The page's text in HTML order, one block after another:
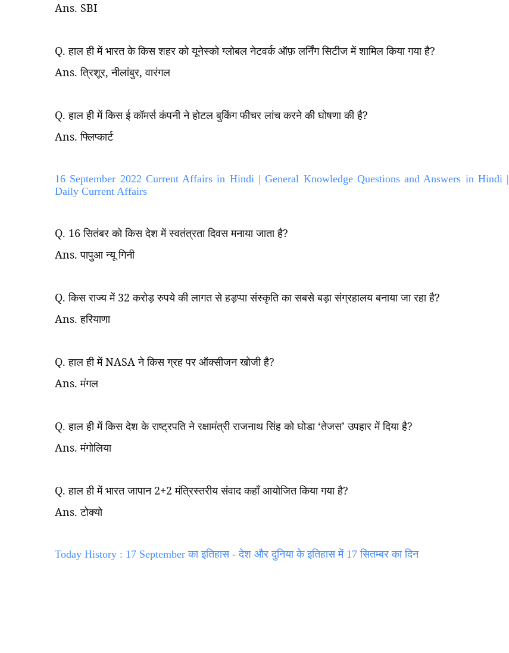
Ans. SBI
Q.हाल ही में भारत के किस शहर को यूनेस्को ग्लोबल नेटवर्क ऑफ़ लर्निंग सिटीज में शामिल किया गया है?
Ans.त्रिशूर,नीलांबुर,वारंगल
Q.हाल ही में किस ई कॉमर्स कंपनी ने होटल बुकिंग फीचर लांच करने की घोषणा की है?
Ans.फ्लिप्कार्ट
16 September 2022 Current Affairs in Hindi | General Knowledge Questions and Answers in Hindi |
Daily Current Affairs
Q. 16 सितंबर को किस देश में स्वतंत्रता दिवस मनाया जाता है?
Ans.पापुआ न्यू गिनी
Q.किस राज्य में 32 करोड़ रुपये की लागत से हड़प्पा संस्कृति का सबसे बड़ा संग्रहालय बनाया जा रहा है?
Ans.हरियाणा
Q.हाल ही मेंNASAने किस ग्रह पर ऑक्सीजन खोजी है?
Ans. मंगल
Q.हाल ही में किस देश के राष्ट्रपति ने रक्षामंत्री राजनाथ सिंह को घोडा ‘तेजस’उपहार में दिया है?
Ans.मंगोलिया
Q.हाल ही में भारत जापान 2+2 मंत्रिस्तरीय संवाद कहाँ आयोजित किया गया है?
Ans. टोक्यो
Today History : 17 September का इतिहास - देश और दुनिया के इतिहास में 17 सितम्बर का दिन